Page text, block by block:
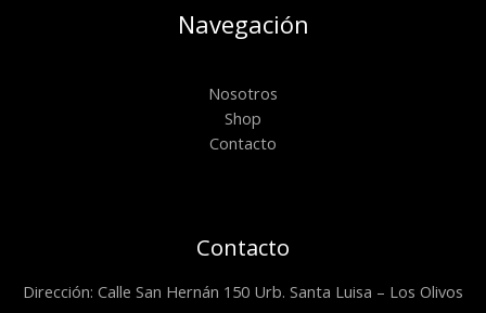
Navegación
Nosotros
Shop
Contacto
Contacto
Dirección: Calle San Hernán 150 Urb. Santa Luisa – Los Olivos